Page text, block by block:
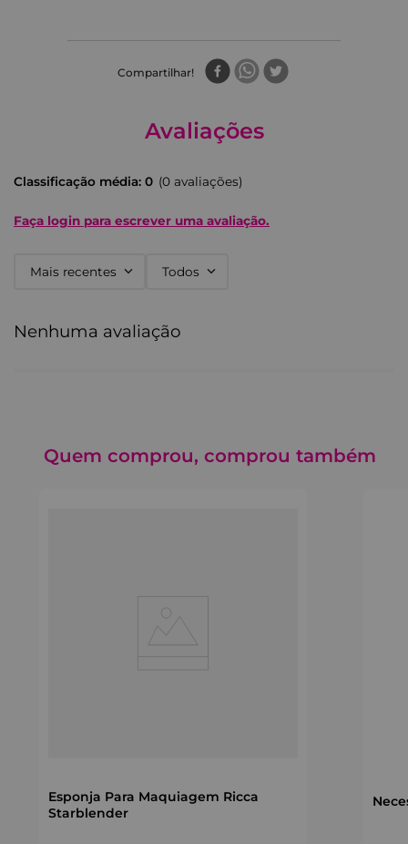
Compartilhar
Avaliações
Classificação média: 0 (0 avaliações)
Faça login para escrever uma avaliação.
Mais recentes Todos
Nenhuma avaliação
Quem comprou, comprou também
Esponja Para Maquiagem Ricca
Starblender